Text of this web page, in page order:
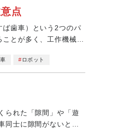
点
ば歯車）という2つのパ
とが多く、工作機械や
ロボット
られた「隙間」や「遊
士に隙間がないと、